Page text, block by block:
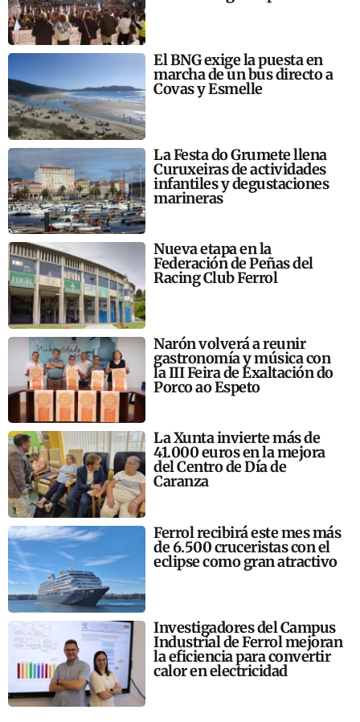
El BNG exige la puesta en
marcha de un bus directo a
Covas y Esmelle
La Festa do Grumete llena
Curuxeiras de actividades
infantiles y degustaciones
marineras
Nueva etapa en la
Federación de Peñas del
Racing Club Ferrol
Narón volverá a reunir
gastronomía y música con
la III Feira de Exaltación do
Porco ao Espeto
La Xunta invierte más de
41.000 euros en la mejora
del Centro de Día de
Caranza
Ferrol recibirá este mes más
de 6.500 cruceristas con el
eclipse como gran atractivo
Investigadores del Campus
Industrial de Ferrol mejoran
la eficiencia para convertir
calor en electricidad